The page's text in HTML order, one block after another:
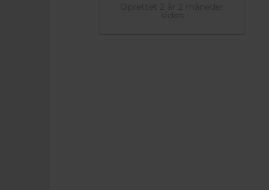
Oprettet 2 år 2 måneder
siden